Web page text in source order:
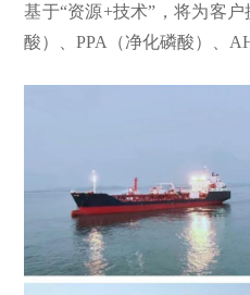
基于“资源+技术”，将为客
酸）、PPA（净化磷酸）、